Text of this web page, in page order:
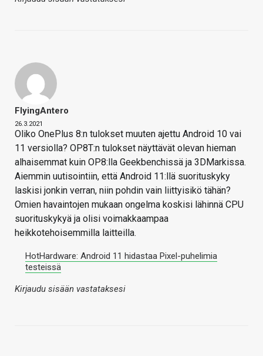
FlyingAntero
26.3.2021
Oliko OnePlus 8:n tulokset muuten ajettu Android 10 vai
11 versiolla? OP8T:n tulokset näyttävät olevan hieman
alhaisemmat kuin OP8:lla Geekbenchissä ja 3DMarkissa.
Aiemmin uutisointiin, että Android 11:llä suorituskyky
laskisi jonkin verran, niin pohdin vain liittyisikö tähän?
Omien havaintojen mukaan ongelma koskisi lähinnä CPU
suorituskykyä ja olisi voimakkaampaa
heikkotehoisemmilla laitteilla.
HotHardware: Android 11 hidastaa Pixel-puhelimia
testeissä
Kirjaudu sisään vastataksesi